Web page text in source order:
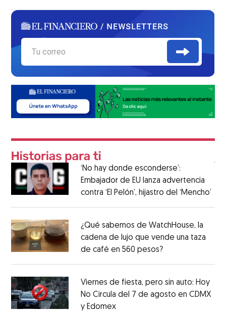
‘No hay donde esconderse’:
Embajador de EU lanza advertencia
contra ‘El Pelón’, hijastro del ‘Mencho’
¿Qué sabemos de WatchHouse, la
cadena de lujo que vende una taza
de café en 560 pesos?
Viernes de fiesta, pero sin auto: Hoy
No Circula del 7 de agosto en CDMX
y Edomex